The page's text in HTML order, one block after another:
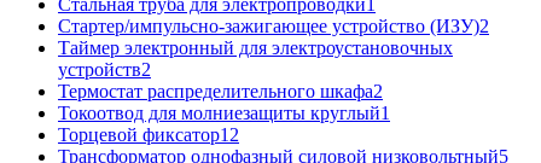
Стартер/импульсно-зажигающее устройство (ИЗУ)2
Таймер электронный для электроустановочных
устройств2
Термостат распределительного шкафа2
Токоотвод для молниезащиты круглый1
Торцевой фиксатор12
Трансформатор однофазный силовой низковольтный5